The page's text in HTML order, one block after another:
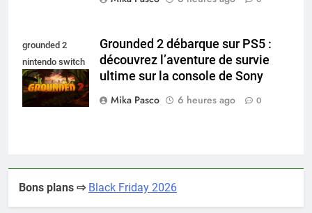
grounded 2
nintendo switch
2
Grounded 2 débarque sur PS5 :
découvrez l’aventure de survie
ultime sur la console de Sony
Mika Pasco
6 heures ago 0
Bons plans ⇨ Black Friday 2026